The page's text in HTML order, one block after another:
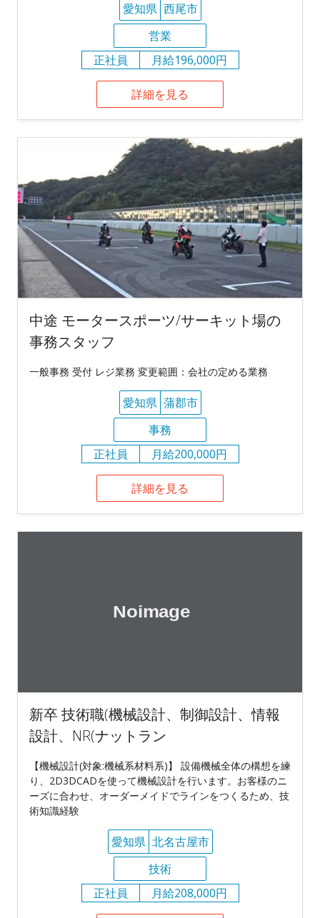
愛知県 西尾市
営業
正社員
月給196,000円
詳細を見る
中途 モータースポーツ/サーキット場の
事務スタッフ
一般事務 受付 レジ業務 変更範囲：会社の定める業務
愛知県 蒲郡市
事務
正社員
月給200,000円
詳細を見る
新卒 技術職(機械設計、制御設計、情報
設計、NR(ナットラン
【機械設計(対象:機械系材料系)】 設備機械全体の構想を練
り、2D3DCADを使って機械設計を行います。お客様のニ
ーズに合わせ、オーダーメイドでラインをつくるため、技
術知識経験
愛知県 北名古屋市
技術
正社員
月給208,000円